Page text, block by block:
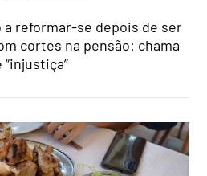
a reformar-se depois de ser
cortes na pensão: chama
“injustiça”